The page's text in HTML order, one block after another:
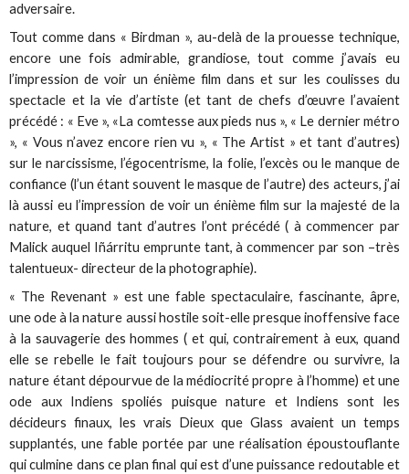
adversaire.
Tout comme dans « Birdman », au-delà de la prouesse technique,
encore une fois admirable, grandiose, tout comme j’avais eu
l’impression de voir un énième film dans et sur les coulisses du
spectacle et la vie d’artiste (et tant de chefs d’œuvre l’avaient
précédé : « Eve », «La comtesse aux pieds nus », « Le dernier métro
», « Vous n’avez encore rien vu », « The Artist » et tant d’autres)
sur le narcissisme, l’égocentrisme, la folie, l’excès ou le manque de
confiance (l’un étant souvent le masque de l’autre) des acteurs, j’ai
là aussi eu l’impression de voir un énième film sur la majesté de la
nature, et quand tant d’autres l’ont précédé ( à commencer par
Malick auquel Iñárritu emprunte tant, à commencer par son –très
talentueux- directeur de la photographie).
« The Revenant » est une fable spectaculaire, fascinante, âpre,
une ode à la nature aussi hostile soit-elle presque inoffensive face
à la sauvagerie des hommes ( et qui, contrairement à eux, quand
elle se rebelle le fait toujours pour se défendre ou survivre, la
nature étant dépourvue de la médiocrité propre à l’homme) et une
ode aux Indiens spoliés puisque nature et Indiens sont les
décideurs finaux, les vrais Dieux que Glass avaient un temps
supplantés, une fable portée par une réalisation époustouflante
qui culmine dans ce plan final qui est d’une puissance redoutable et